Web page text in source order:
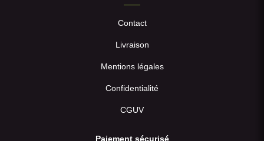
Contact
Livraison
Mentions légales
Confidentialité
CGUV
Paiement sécurisé